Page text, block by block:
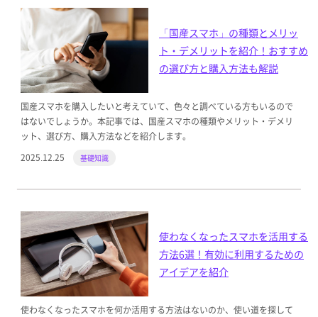
「国産スマホ」の種類とメリッ
ト・デメリットを紹介！おすすめ
の選び方と購入方法も解説
国産スマホを購入したいと考えていて、色々と調べている方もいるので
はないでしょうか。本記事では、国産スマホの種類やメリット・デメリ
ット、選び方、購入方法などを紹介します。
2025.12.25
基礎知識
使わなくなったスマホを活用する
方法6選！有効に利用するための
アイデアを紹介
使わなくなったスマホを何か活用する方法はないのか、使い道を探して